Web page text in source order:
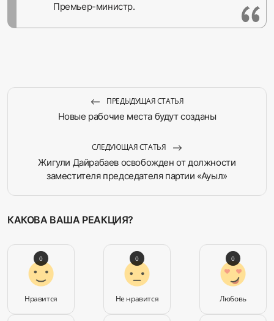
Премьер-министр.
ПРЕДЫДУЩАЯ СТАТЬЯ
Новые рабочие места будут созданы
СЛЕДУЮЩАЯ СТАТЬЯ
Жигули Дайрабаев освобожден от должности
заместителя председателя партии «Ауыл»
КАКОВА ВАША РЕАКЦИЯ?
Нравится
0
Не нравится
0
Любовь
0